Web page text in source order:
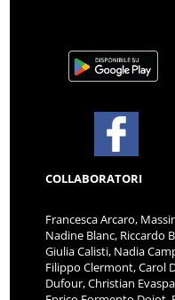
COLLABORATORI
Francesca Arcaro,
Nadine Blanc, Riccardo
Giulia Calisti, Nadia
Filippo Clermont, Carol
Dufour, Christian